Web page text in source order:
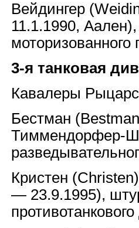
Вейдингер
11.1.1990,
3-я танковая
Кавалеры
Бестман
Тиммендорфер-
Кристен
— 23.9.1995),